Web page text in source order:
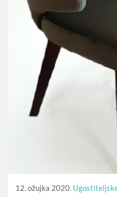
12. ožujka 2020.